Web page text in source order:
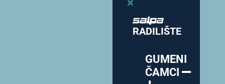
RADILIŠTE
GUMENI
ČAMCI